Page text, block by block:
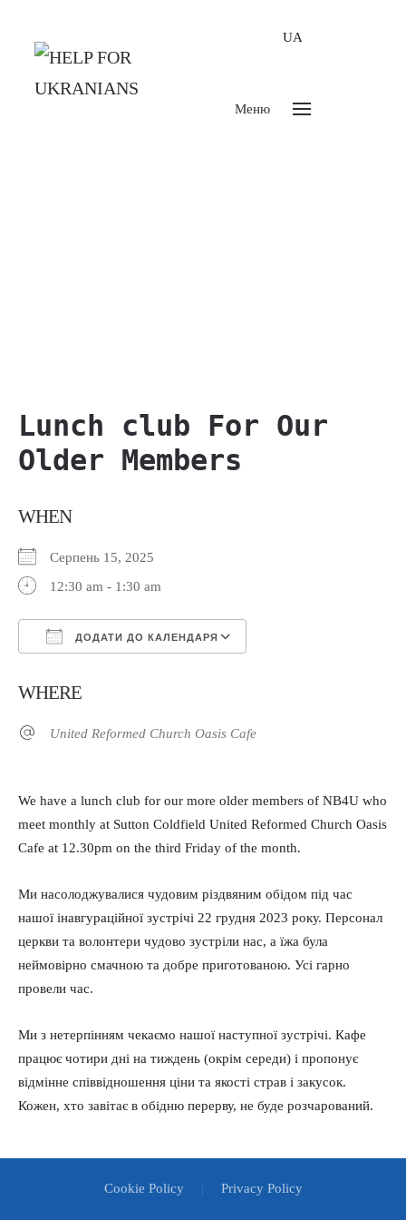
UA
Меню
Lunch club For Our
Older Members
WHEN
Серпень 15, 2025
12:30 am - 1:30 am
ДОДАТИ ДО КАЛЕНДАРЯ
WHERE
United Reformed Church Oasis Cafe
We have a lunch club for our more older members of NB4U who
meet monthly at Sutton Coldfield United Reformed Church Oasis
Cafe at 12.30pm on the third Friday of the month.
Ми насолоджувалися чудовим різдвяним обідом під час
нашої інавгураційної зустрічі 22 грудня 2023 року. Персонал
церкви та волонтери чудово зустріли нас, а їжа була
неймовірно смачною та добре приготованою. Усі гарно
провели час.
Ми з нетерпінням чекаємо нашої наступної зустрічі. Кафе
працює чотири дні на тиждень (окрім середи) і пропонує
відмінне співвідношення ціни та якості страв і закусок.
Кожен, хто завітає в обідню перерву, не буде розчарований.
Cookie Policy Privacy Policy